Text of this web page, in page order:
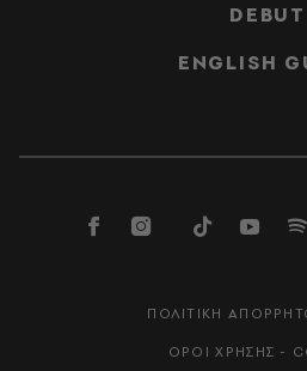
DEBUT
ENGLISH
ΠΟΛΙΤΙΚΗ
ΟΡΟΙ ΧΡΗΣΗΣ -